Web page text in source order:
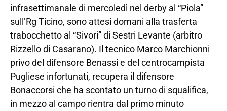
infrasettimanale di mercoledì nel derby al “Piola”
sull’Rg Ticino, sono attesi domani alla trasferta
trabocchetto al “Sivori” di Sestri Levante (arbitro
Rizzello di Casarano). Il tecnico Marco Marchionni
privo del difensore Benassi e del centrocampista
Pugliese infortunati, recupera il difensore
Bonaccorsi che ha scontato un turno di squalifica,
in mezzo al campo rientra dal primo minuto